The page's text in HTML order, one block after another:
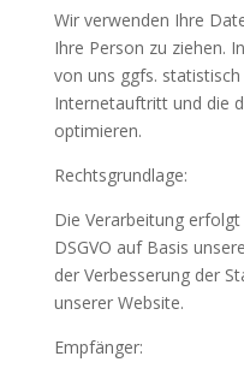
Wir verwenden Ihre
Ihre Person zu ziehen.
von uns ggfs.
Internetauftritt und die
optimieren.
Rechtsgrundlage:
Die Verarbeitung
DSGVO auf Basis
der Verbesserung der
unserer Website.
Empfänger: